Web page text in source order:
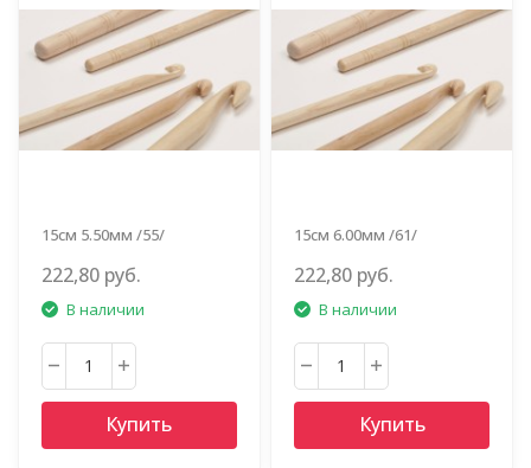
15см 5.50мм /55/
222,80 руб.
В наличии
Купить
15см 6.00мм /61/
222,80 руб.
В наличии
Купить